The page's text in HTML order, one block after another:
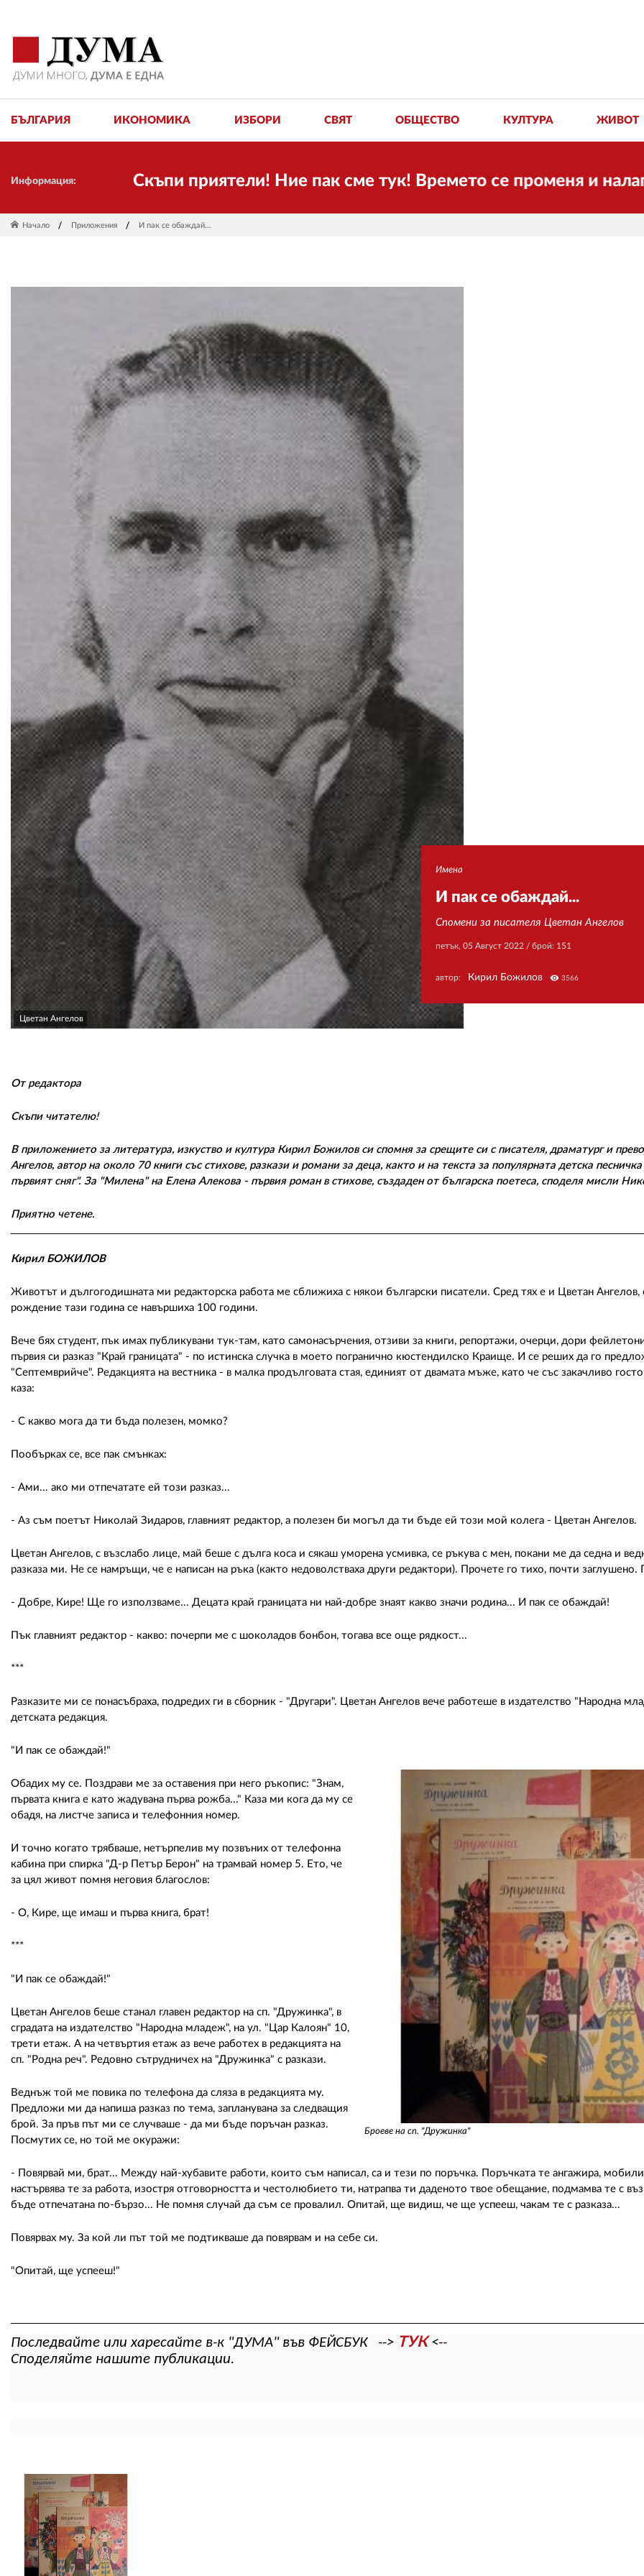
БЪЛГАРИЯ ИКОНОМИКА ИЗБОРИ СВЯТ ОБЩЕСТВО КУЛТУРА ЖИВОТ
Информация:Скъпи приятели! Ние пак сме тук! Времето се променя и налага
Начало Приложения И пак се обаждай...
Цветан Ангелов
Имена
И пак се обаждай...
Спомени за писателя Цветан Ангелов
петък, 05 Август 2022 / брой: 151
автор: Кирил Божилов visibility3566
От редактора
Скъпи читателю!
В приложението за литература, изкуство и култура Кирил Божилов си спомня за срещите си с писателя, драматург и
Ангелов, автор на около 70 книги със стихове, разкази и романи за деца, както и на текста за популярната детска
първият сняг". За "Милена" на Елена Алекова - първия роман в стихове, създаден от българска поетеса, споделя мисли
Приятно четене.
Кирил БОЖИЛОВ
Животът и дългогодишната ми редакторска работа ме сближиха с някои български писатели. Сред тях е и Цветан Ангелов,
рождение тази година се навършиха 100 години.
Вече бях студент, пък имах публикувани тук-там, като самонасърчения, отзиви за книги, репортажи, очерци, дори
първия си разказ "Край границата" - по истинска случка в моето погранично кюстендилско Краище. И се реших да го
"Септемврийче". Редакцията на вестника - в малка продълговата стая, единият от двамата мъже, като че със закачливо
каза:
- С какво мога да ти бъда полезен, момко?
Пообърках се, все пак смънках:
- Ами... ако ми отпечатате ей този разказ...
- Аз съм поетът Николай Зидаров, главният редактор, а полезен би могъл да ти бъде ей този мой колега - Цветан Ангелов.
Цветан Ангелов, с възслабо лице, май беше с дълга коса и сякаш уморена усмивка, се ръкува с мен, покани ме да седна и
разказа ми. Не се намръщи, че е написан на ръка (както недоволстваха други редактори). Прочете го тихо, почти заглушено.
- Добре, Кире! Ще го използваме... Децата край границата ни най-добре знаят какво значи родина... И пак се обаждай!
Пък главният редактор - какво: почерпи ме с шоколадов бонбон, тогава все още рядкост...
***
Разказите ми се понасъбраха, подредих ги в сборник - "Другари". Цветан Ангелов вече работеше в издателство "Народна
детската редакция.
"И пак се обаждай!"
Броеве на сп. "Дружинка"
Обадих му се. Поздрави ме за оставения при него ръкопис: "Знам,
първата книга е като жадувана първа рожба..." Каза ми кога да му се
обадя, на листче записа и телефонния номер.
И точно когато трябваше, нетърпелив му позвъних от телефонна
кабина при спирка "Д-р Петър Берон" на трамвай номер 5. Ето, че
за цял живот помня неговия благослов:
- О, Кире, ще имаш и първа книга, брат!
***
"И пак се обаждай!"
Цветан Ангелов беше станал главен редактор на сп. "Дружинка", в
сградата на издателство "Народна младеж", на ул. "Цар Калоян" 10,
трети етаж. А на четвъртия етаж аз вече работех в редакцията на
сп. "Родна реч". Редовно сътрудничех на "Дружинка" с разкази.
Веднъж той ме повика по телефона да сляза в редакцията му.
Предложи ми да напиша разказ по тема, запланувана за следващия
брой. За пръв път ми се случваше - да ми бъде поръчан разказ.
Посмутих се, но той ме окуражи:
- Повярвай ми, брат... Между най-хубавите работи, които съм написал, са и тези по поръчка. Поръчката те ангажира,
настървява те за работа, изостря отговорността и честолюбието ти, натрапва ти даденото твое обещание, подмамва те с
бъде отпечатана по-бързо... Не помня случай да съм се провалил. Опитай, ще видиш, че ще успееш, чакам те с разказа...
Повярвах му. За кой ли път той ме подтикваше да повярвам и на себе си.
"Опитай, ще успееш!"
Последвайте или харесайте в-к "ДУМА" във ФЕЙСБУК --> ТУК<--
Споделяйте нашите публикации.